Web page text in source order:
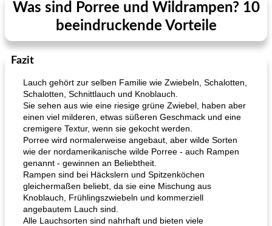
Was sind Porree und Wildrampen? 10
beeindruckende Vorteile
Fazit
Lauch gehört zur selben Familie wie Zwiebeln, Schalotten,
Schalotten, Schnittlauch und Knoblauch.
Sie sehen aus wie eine riesige grüne Zwiebel, haben aber
einen viel milderen, etwas süßeren Geschmack und eine
cremigere Textur, wenn sie gekocht werden.
Porree wird normalerweise angebaut, aber wilde Sorten
wie der nordamerikanische wilde Porree - auch Rampen
genannt - gewinnen an Beliebtheit.
Rampen sind bei Häckslern und Spitzenköchen
gleichermaßen beliebt, da sie eine Mischung aus
Knoblauch, Frühlingszwiebeln und kommerziell
angebautem Lauch sind.
Alle Lauchsorten sind nahrhaft und bieten viele